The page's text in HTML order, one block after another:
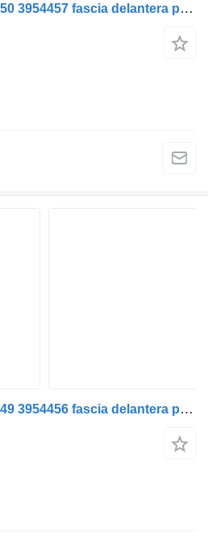
Volvo FL (01.00-) 3954350 3954457 fascia delantera para Volvo FL, FL6, FL7, FL10, FL12, FS718 (1985-2005) cabeza tractora
Volvo FL (01.00-) 3954349 3954456 fascia delantera para Volvo FL, FL6, FL7, FL10, FL12, FS718 (1985-2005) cabeza tractora